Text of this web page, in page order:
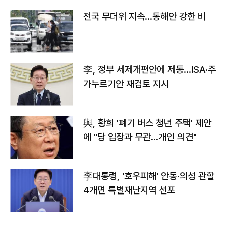
전국 무더위 지속…동해안 강한 비
李, 정부 세제개편안에 제동…ISA·주
가누르기안 재검토 지시
與, 황희 '폐기 버스 청년 주택' 제안
에 "당 입장과 무관…개인 의견"
李대통령, '호우피해' 안동·의성 관할
4개면 특별재난지역 선포